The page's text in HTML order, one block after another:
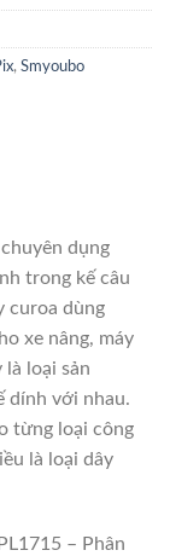
, Smyoubo
dụng
trong kế câu
curoa dùng
xe nâng, máy
là loại sản
dính với nhau.
từng loại công
là loại dây
– Phân